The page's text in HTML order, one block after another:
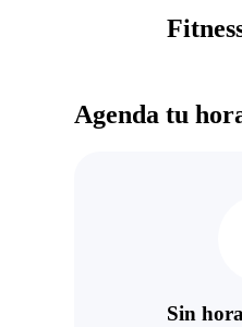
Agenda tu
Sin